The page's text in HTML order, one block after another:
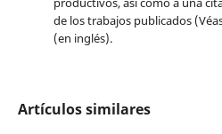
de los trabajos publicados
(en inglés).
Artículos similares